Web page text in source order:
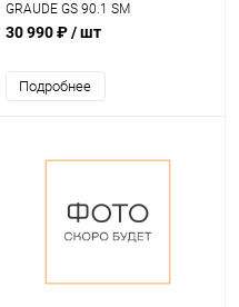
GRAUDE GS 90.1 SM
30 990 ₽/ шт
Подробнее